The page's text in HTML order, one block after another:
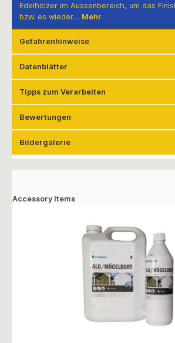
Edelhölzer im Aussenbereich, um das
bzw. es wieder… Mehr
Gefahrenhinweise
Datenblätter
Tipps zum Verarbeiten
Bewertungen
Bildergalerie
Accessory Items